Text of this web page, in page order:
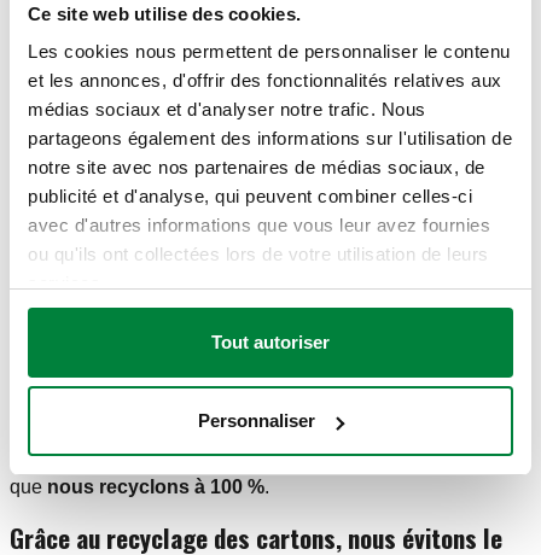
Ce site web utilise des cookies.
Les cookies nous permettent de personnaliser le contenu
et les annonces, d'offrir des fonctionnalités relatives aux
médias sociaux et d'analyser notre trafic. Nous
partageons également des informations sur l'utilisation de
notre site avec nos partenaires de médias sociaux, de
publicité et d'analyse, qui peuvent combiner celles-ci
avec d'autres informations que vous leur avez fournies
ou qu'ils ont collectées lors de votre utilisation de leurs
Tout autoriser
Personnaliser
1 000 tonnes
de plastiques hautes performances
sont traités chaque année dans nos usines. Depuis plus de
10 ans, nous éliminons les déchets et les matériaux broyés,
que nous sommes désormais en mesure deréutiliser et de
recycler à 98,5 %.
Les emballages en plastique font également l'objet d'un
important projet de recyclage : pour certaines lignes et
certains clients spécifiques, nous avons déjà éliminé le film
rétractable et modifié le système d'emballage, ce qui a
permis d'économiser environ 6 tonnes de cellophane par an.
lentement débarrassée dupapier et du carton. Nous avons
mis en place une nouvelle organisation avec 21 presses
verticales qui réduisent d'énormes quantités de carton (ainsi
que de plastique d'emballage entrant) en balles compactes
que nous recyclons à 100 %.
Grâce au recyclage des cartons, nous évitons le